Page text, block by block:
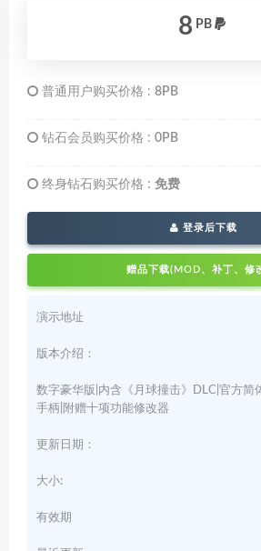
8 PB
普通用户购买价格 : 8PB
钻石会员购买价格 : 0PB
终身钻石购买价格 : 免费
登录后下载
赠品下载(MOD、补丁、修
演示地址
版本介绍：
数字豪华版|内含《月球撞击》DLC|官方简
手柄|附赠十项功能修改器
更新日期：
大小:
有效期